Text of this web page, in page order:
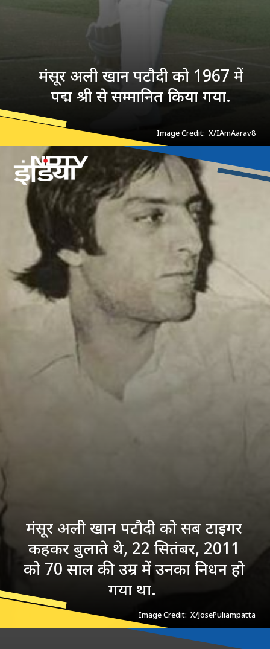
मंसूर अली खान पटौदी को 1967 में
पद्म श्री से सम्मानित किया गया.
Image Credit: X/IAmAarav8
मंसूर अली खान पटौदी को सब टाइगर
कहकर बुलाते थे, 22 सितंबर, 2011
को 70 साल की उम्र में उनका निधन हो
गया था.
Image Credit: X/JosePuliampatta